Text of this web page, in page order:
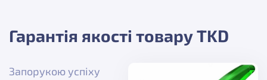
Гарантія якості товару TKD
Запорукою успіху